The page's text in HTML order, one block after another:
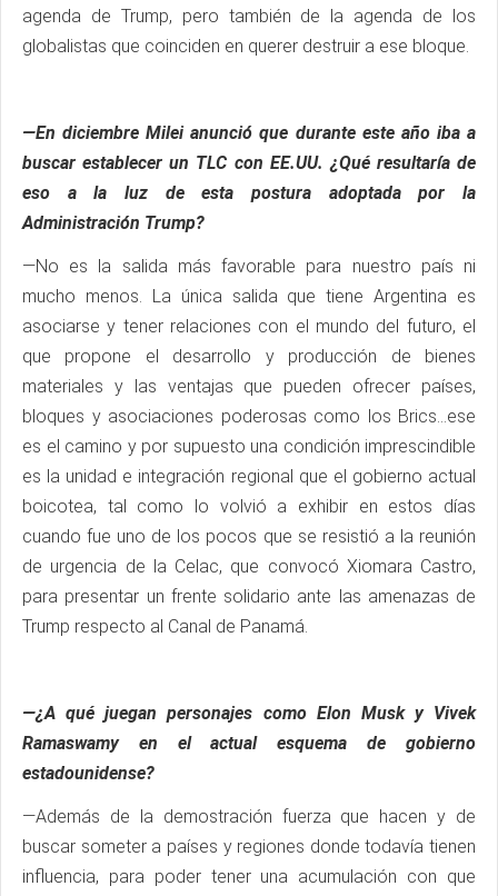
agenda de Trump, pero también de la agenda de los
globalistas que coinciden en querer destruir a ese bloque.
—En diciembre Milei anunció que durante este año iba a
buscar establecer un TLC con EE.UU. ¿Qué resultaría de
eso a la luz de esta postura adoptada por la
Administración Trump?
—No es la salida más favorable para nuestro país ni
mucho menos. La única salida que tiene Argentina es
asociarse y tener relaciones con el mundo del futuro, el
que propone el desarrollo y producción de bienes
materiales y las ventajas que pueden ofrecer países,
bloques y asociaciones poderosas como los Brics…ese
es el camino y por supuesto una condición imprescindible
es la unidad e integración regional que el gobierno actual
boicotea, tal como lo volvió a exhibir en estos días
cuando fue uno de los pocos que se resistió a la reunión
de urgencia de la Celac, que convocó Xiomara Castro,
para presentar un frente solidario ante las amenazas de
Trump respecto al Canal de Panamá.
—¿A qué juegan personajes como Elon Musk y Vivek
Ramaswamy en el actual esquema de gobierno
estadounidense?
—Además de la demostración fuerza que hacen y de
buscar someter a países y regiones donde todavía tienen
influencia, para poder tener una acumulación con que